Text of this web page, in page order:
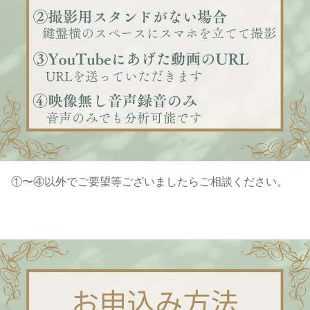
①〜④以外でご要望等ございましたらご相談ください。